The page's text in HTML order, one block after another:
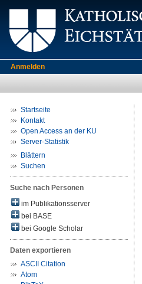
Anmelden
Startseite
Kontakt
Open Access an der KU
Server-Statistik
Blättern
Suchen
Suche nach Personen
im Publikationsserver
bei BASE
bei Google Scholar
Daten exportieren
ASCII Citation
Atom